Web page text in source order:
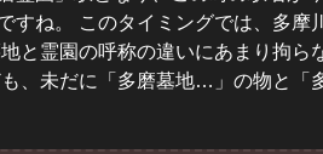
すね。 このタイミングでは、多摩
と霊園の呼称の違いにあまり拘ら
、未だに「多磨墓地…」の物と「